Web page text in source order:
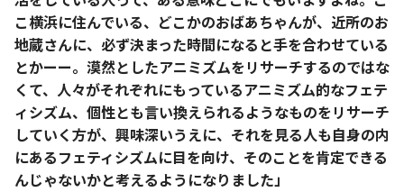
こ横浜に住んでいる、どこかのおばあちゃんが、近所のお
地蔵さんに、必ず決まった時間になると手を合わせている
とかーー。漠然としたアニミズムをリサーチするのではな
くて、人々がそれぞれにもっているアニミズム的なフェテ
ィシズム、個性とも言い換えられるようなものをリサーチ
していく方が、興味深いうえに、それを見る人も自身の内
にあるフェティシズムに目を向け、そのことを肯定できる
んじゃないかと考えるようになりました」